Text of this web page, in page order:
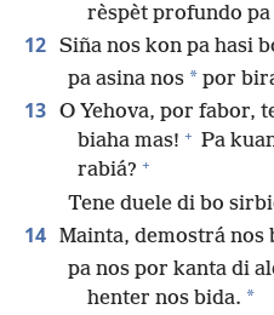
rèspèt profundo pa
12 Siña nos kon pa hasi
pa asina nos * por
13 O Yehova, por fabor,
biaha mas! + Pa
rabiá? +
Tene duele di bo
14 Mainta, demostrá nos
pa nos por kanta di
henter nos bida. *